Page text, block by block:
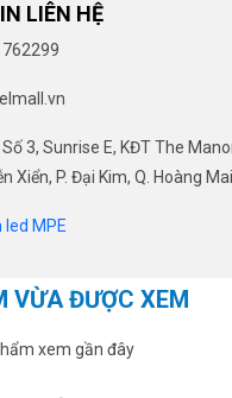
LIÊN HỆ
3, Sunrise E, KĐT The
Xiển, P. Đại Kim, Q. Hoàng
led MPE
VỪA ĐƯỢC XEM
xem gần đây